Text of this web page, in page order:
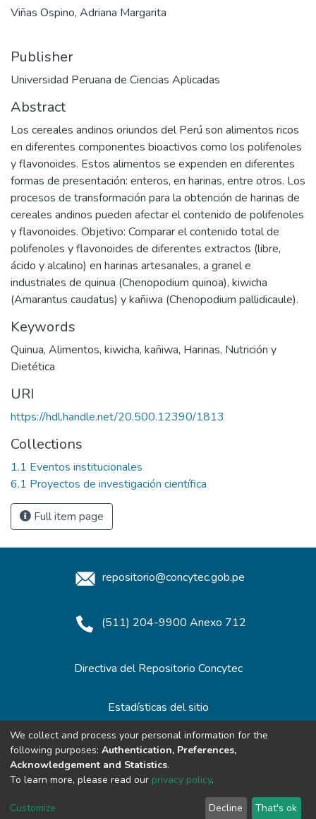
Viñas Ospino, Adriana Margarita
Publisher
Universidad Peruana de Ciencias Aplicadas
Abstract
Los cereales andinos oriundos del Perú son alimentos ricos
en diferentes componentes bioactivos como los polifenoles
y flavonoides. Estos alimentos se expenden en diferentes
formas de presentación: enteros, en harinas, entre otros. Los
procesos de transformación para la obtención de harinas de
cereales andinos pueden afectar el contenido de polifenoles
y flavonoides. Objetivo: Comparar el contenido total de
polifenoles y flavonoides de diferentes extractos (libre,
ácido y alcalino) en harinas artesanales, a granel e
industriales de quinua (Chenopodium quinoa), kiwicha
(Amarantus caudatus) y kañiwa (Chenopodium pallidicaule).
Keywords
Quinua, Alimentos, kiwicha, kañiwa, Harinas, Nutrición y
Dietética
URI
https://hdl.handle.net/20.500.12390/1813
Collections
1.1 Eventos institucionales
6.1 Proyectos de investigación científica
Full item page
repositorio@concytec.gob.pe
(511) 204-9900 Anexo 712
Directiva del Repositorio Concytec
Estadísticas del sitio
Redes de Repositorios
We collect and process your personal information for the
following purposes: Authentication, Preferences,
Acknowledgement and Statistics.
To learn more, please read our privacy policy.
Customize Decline That's ok